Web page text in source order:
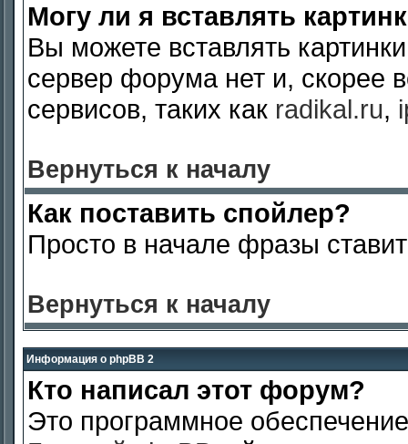
Могу ли я вставлять
Вы можете вставлять
сервер форума нет и, скорее
сервисов, таких как radikal.ru,
Вернуться к началу
Как поставить спойлер?
Просто в начале фразы
Вернуться к началу
Информация о phpBB 2
Кто написал этот форум?
Это программное